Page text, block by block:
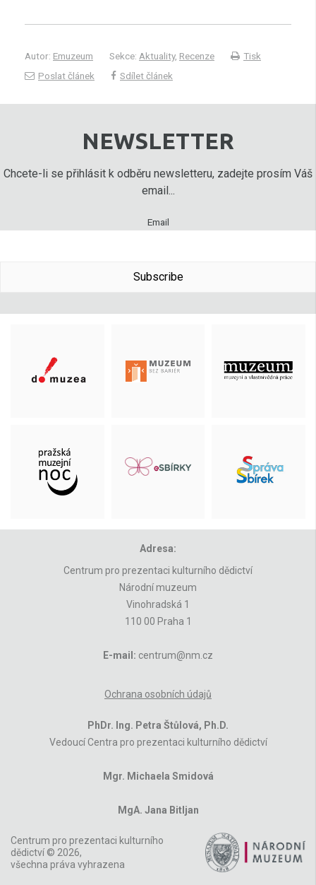
Autor: Emuzeum Sekce: Aktuality, Recenze
Tisk
Poslat článek
Sdílet článek
NEWSLETTER
Chcete-li se přihlásit k odběru newsletteru, zadejte prosím Váš
email...
Email
Subscribe
Adresa:
Centrum pro prezentaci kulturního dědictví
Národní muzeum
Vinohradská 1
110 00 Praha 1
E-mail: centrum@nm.cz
Ochrana osobních údajů
PhDr. Ing. Petra Štůlová, Ph.D.
Vedoucí Centra pro prezentaci kulturního dědictví
Mgr. Michaela Smidová
MgA. Jana Bitljan
Centrum pro prezentaci kulturního
dědictví © 2026,
všechna práva vyhrazena